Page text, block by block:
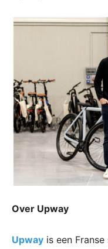
Over Upway
Upway is een